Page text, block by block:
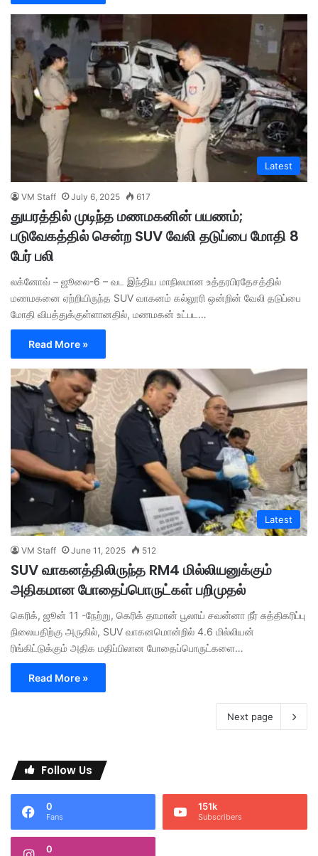
Latest
VM Staff July 6, 2025 617
துயரத்தில் முடிந்த மணமகனின் பயணம்;
படுவேகத்தில் சென்ற SUV வேலி தடுப்பை மோதி 8
பேர் பலி
லக்னோவ் – ஜூலை-6 – வட இந்திய மாநிலமான உத்தரபிரதேசத்தில்
மணமகனை ஏற்றியிருந்த SUV வாகனம் கல்லூரி ஒன்றின் வேலி தடுப்பை
மோதி விபத்துக்குள்ளானதில், மணமகன் உட்பட…
Read More »
Latest
VM Staff June 11, 2025 512
SUV வாகனத்திலிருந்த RM4 மில்லியனுக்கும்
அதிகமான போதைப்பொருட்கள் பறிமுதல்
கெரிக், ஜூன் 11 -நேற்று, கெரிக் தாமான் பூலாய் சவன்னா நீர் சுத்திகரிப்பு
நிலையதிற்கு அருகில், SUV வாகனமொன்றில் 4.6 மில்லியன்
ரிங்கிட்டுக்கும் அதிக மதிப்பிலான போதைப்பொருட்களை…
Read More »
Next page
Follow Us
0
Fans
151k
Subscribers
0